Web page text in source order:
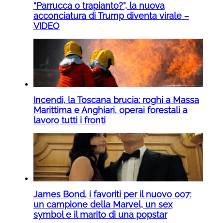
“Parrucca o trapianto?”, la nuova
acconciatura di Trump diventa virale –
VIDEO
Incendi, la Toscana brucia: roghi a Massa
Marittima e Anghiari, operai forestali a
lavoro tutti i fronti
James Bond, i favoriti per il nuovo 007:
un campione della Marvel, un sex
symbol e il marito di una popstar